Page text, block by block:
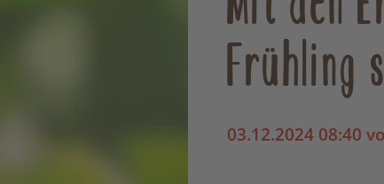
Frühling
03.12.2024 08:40